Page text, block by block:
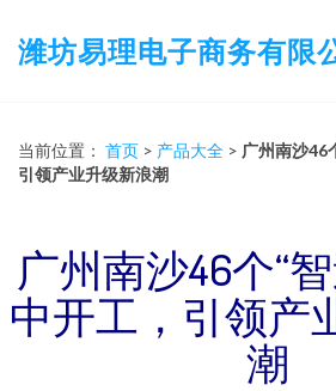
潍坊易理电子商务有限
当前位置： 首页 > 产品大全 > 广州南沙46
引领产业升级新浪潮
广州南沙46个“
中开工，引领产
潮